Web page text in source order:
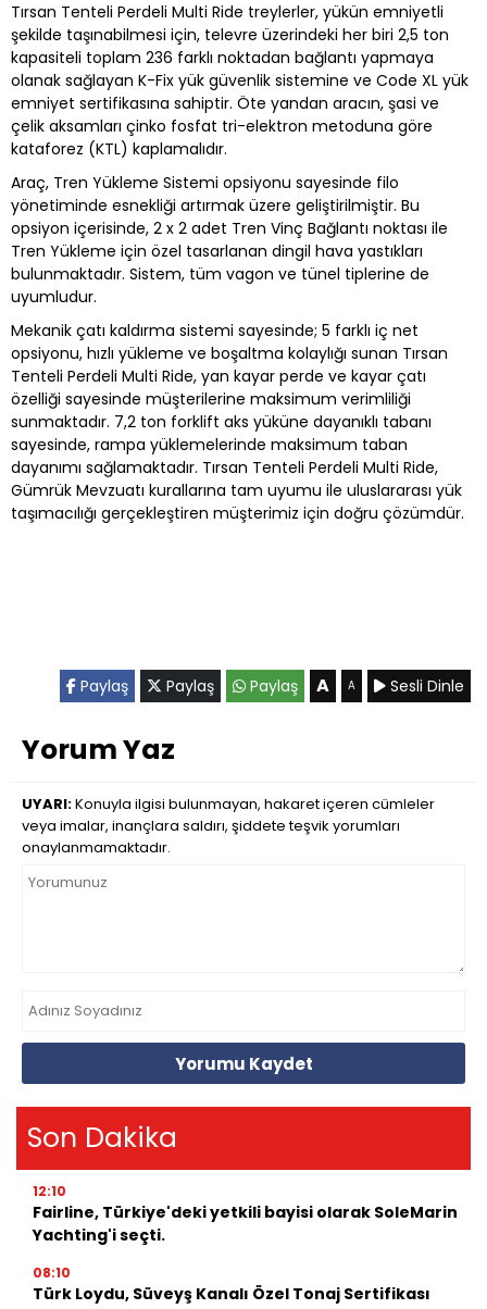
Tırsan Tenteli Perdeli Multi Ride treylerler, yükün emniyetli
şekilde taşınabilmesi için, televre üzerindeki her biri 2,5 ton
kapasiteli toplam 236 farklı noktadan bağlantı yapmaya
olanak sağlayan K-Fix yük güvenlik sistemine ve Code XL yük
emniyet sertifikasına sahiptir. Öte yandan aracın, şasi ve
çelik aksamları çinko fosfat tri-elektron metoduna göre
kataforez (KTL) kaplamalıdır.
Araç, Tren Yükleme Sistemi opsiyonu sayesinde filo
yönetiminde esnekliği artırmak üzere geliştirilmiştir. Bu
opsiyon içerisinde, 2 x 2 adet Tren Vinç Bağlantı noktası ile
Tren Yükleme için özel tasarlanan dingil hava yastıkları
bulunmaktadır. Sistem, tüm vagon ve tünel tiplerine de
uyumludur.
Mekanik çatı kaldırma sistemi sayesinde; 5 farklı iç net
opsiyonu, hızlı yükleme ve boşaltma kolaylığı sunan Tırsan
Tenteli Perdeli Multi Ride, yan kayar perde ve kayar çatı
özelliği sayesinde müşterilerine maksimum verimliliği
sunmaktadır. 7,2 ton forklift aks yüküne dayanıklı tabanı
sayesinde, rampa yüklemelerinde maksimum taban
dayanımı sağlamaktadır. Tırsan Tenteli Perdeli Multi Ride,
Gümrük Mevzuatı kurallarına tam uyumu ile uluslararası yük
taşımacılığı gerçekleştiren müşterimiz için doğru çözümdür.
Paylaş Paylaş Paylaş A A Sesli Dinle
Yorum Yaz
UYARI:Konuyla ilgisi bulunmayan, hakaret içeren cümleler
veya imalar, inançlara saldırı, şiddete teşvik yorumları
onaylanmamaktadır.
Yorumu Kaydet
Son Dakika
12:10
Fairline, Türkiye'deki yetkili bayisi olarak SoleMarin
Yachting'i seçti.
08:10
Türk Loydu, Süveyş Kanalı Özel Tonaj Sertifikası